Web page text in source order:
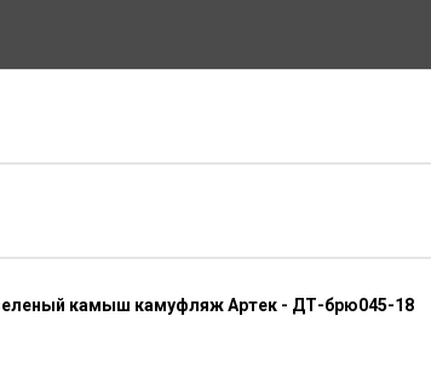
камыш камуфляж Артек - ДТ-брю045-18